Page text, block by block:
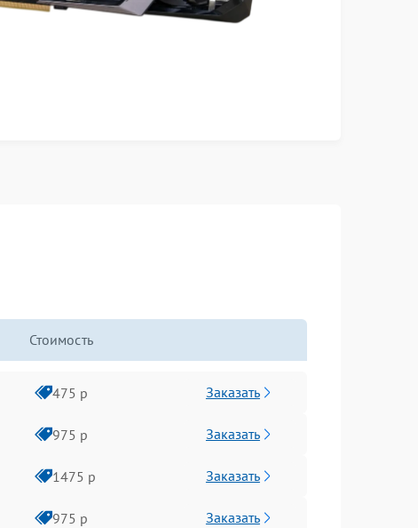
Стоимость
475 р Заказать
975 р Заказать
1475 р Заказать
975 р Заказать